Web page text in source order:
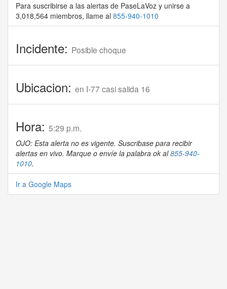
Para suscribirse a las alertas de PaseLaVoz y unirse a
3,018,564 miembros, llame al 855-940-1010
Incidente: Posible choque
Ubicacion: en I-77 casi salida 16
Hora: 5:29 p.m.
OJO: Esta alerta no es vigente. Suscribase para recibir
alertas en vivo. Marque o envíe la palabra ok al855-940-
1010.
Ir a Google Maps